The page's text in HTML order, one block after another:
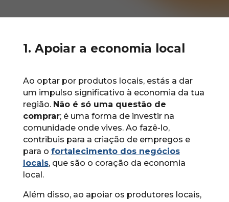
1. Apoiar a economia local
Ao optar por produtos locais, estás a dar
um impulso significativo à economia da tua
região. Não é só uma questão de
comprar; é uma forma de investir na
comunidade onde vives. Ao fazê-lo,
contribuis para a criação de empregos e
para o fortalecimento dos negócios
locais, que são o coração da economia
local.
Além disso, ao apoiar os produtores locais,